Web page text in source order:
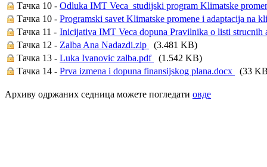
Тачка 10 - Odluka IMT Veca_studijski program Klimatske
Тачка 10 - Programski savet Klimatske promene i adaptacija na
Тачка 11 - Inicijativa IMT Veca dopuna Pravilnika o listi strucnih
Тачка 12 - Zalba Ana Nadazdi.zip
(3.481 KB)
Тачка 13 - Luka Ivanovic zalba.pdf
(1.542 KB)
Тачка 14 - Prva izmena i dopuna finansijskog plana.docx (33
Архиву одржаних седница можете погледати овде